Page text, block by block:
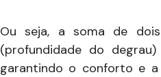
Ou seja, a soma de
(profundidade do
garantindo o conforto e